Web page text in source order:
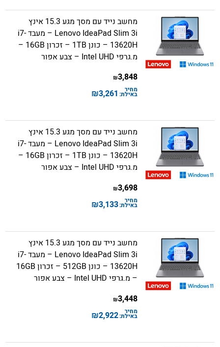
מחשב נייד עם מסך מגע 15.3 אינץ
Lenovo IdeaPad Slim 3i – מעבד i7-
13620H – כונן 1TB – זכרון 16GB –
מ.גרפי Intel UHD – צבע אפור
3,848
₪
מחיר
באילת: 3,261
₪
מחשב נייד עם מסך מגע 15.3 אינץ
Lenovo IdeaPad Slim 3i – מעבד i7-
13620H – כונן 1TB – זכרון 16GB –
מ.גרפי Intel UHD – צבע אפור
3,698
₪
מחיר
באילת:3,133
₪
מחשב נייד עם מסך מגע 15.3 אינץ
Lenovo IdeaPad Slim 3i – מעבד i7-
13620H – כונן 512GB – זכרון 16GB
– מ.גרפי Intel UHD – צבע אפור
3,448
₪
מחיר
באילת:2,922
₪